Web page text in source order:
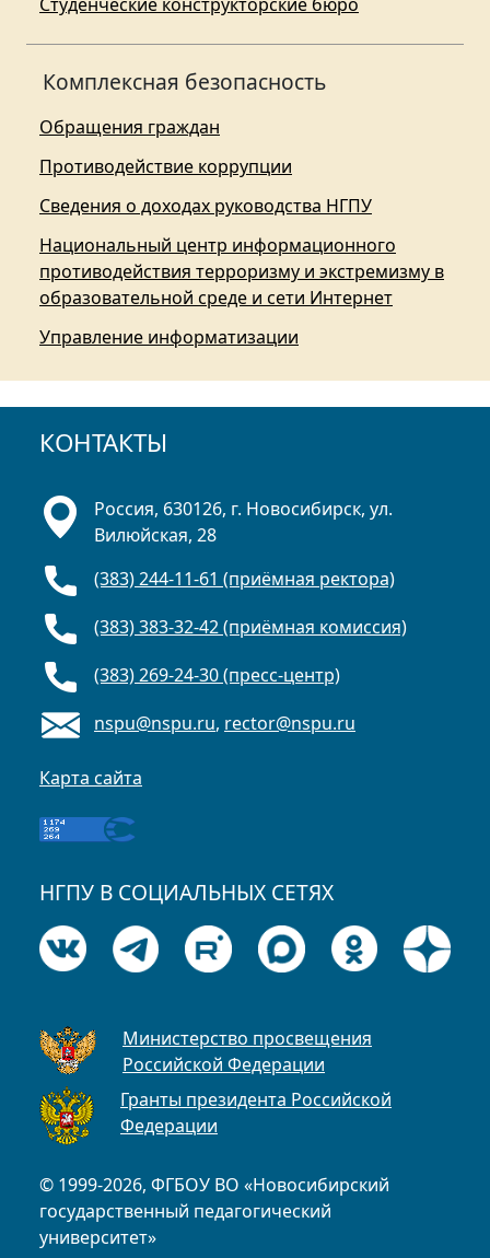
Комплексная безопасность
Обращения граждан
Противодействие коррупции
Сведения о доходах руководства НГПУ
Национальный центр информационного
противодействия терроризму и экстремизму в
образовательной среде и сети Интернет
Управление информатизации
КОНТАКТЫ
© 1999-2026, ФГБОУ ВО «Новосибирский
государственный педагогический
университет»
Россия, 630126, г. Новосибирск, ул.
Вилюйская, 28
(383) 244-11-61 (приёмная ректора)
(383) 383-32-42 (приёмная комиссия)
(383) 269-24-30 (пресс-центр)
nspu@nspu.ru, rector@nspu.ru
Карта сайта
НГПУ В СОЦИАЛЬНЫХ СЕТЯХ
Министерство просвещения
Российской Федерации
Гранты президента Российской
Федерации